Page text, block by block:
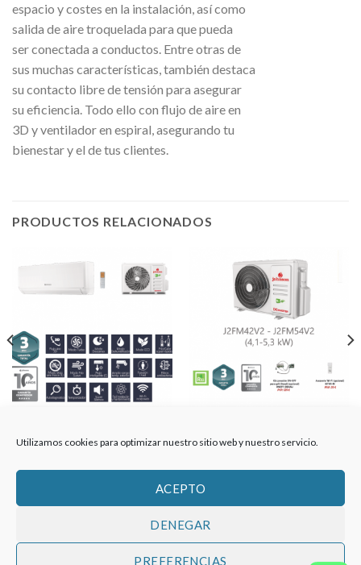
Utilizamos cookies para optimizar nuestro sitio web y nuestro servicio.
ACEPTO
DENEGAR
PREFERENCIAS
espacio y costes en la instalación, así como
salida de aire troquelada para que pueda
ser conectada a conductos. Entre otras de
sus muchas características, también destaca
su contacto libre de tensión para asegurar
su eficiencia. Todo ello con flujo de aire en
3D y ventilador en espiral, asegurando tu
bienestar y el de tus clientes.
PRODUCTOS RELACIONADOS
13173
13202
TÉRMINOS Y CONDICIONES
AVISO LEGAL